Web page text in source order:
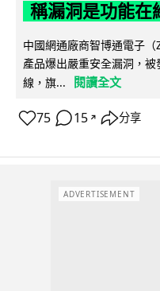
稱漏洞是功能在
中國網通廠商智博通電子
產品爆出嚴重安全漏洞，
線，旗...
閱讀全文
75 15 ↗ 分享
ADVERTISEMENT